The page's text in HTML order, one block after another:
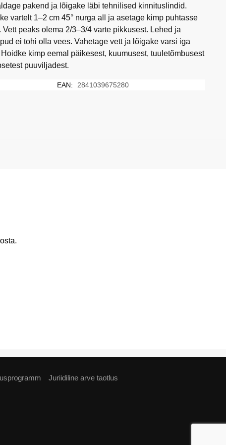
pakend ja lõigake läbi tehnilised kinnituslindid.
vartelt 1–2 cm 45° nurga all ja asetage kimp puhtasse
Vett peaks olema 2/3–3/4 varte pikkusest. Lehed ja
ei tohi olla vees. Vahetage vett ja lõigake varsi iga
Hoidke kimp eemal päikesest, kuumusest, tuuletõmbusest
puuviljadest.
EAN: 2841039675280
Juriidiline arve taotlus